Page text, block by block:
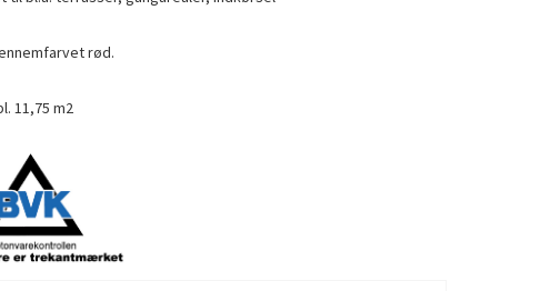
rød.
11,75 m2